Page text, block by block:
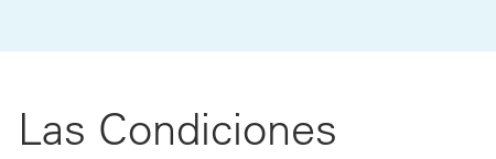
Las Condiciones